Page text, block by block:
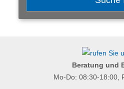
Beratung und
Mo-Do: 08:30-18:00,